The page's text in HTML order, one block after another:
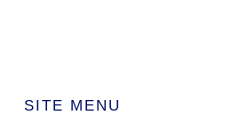
SITE MENU